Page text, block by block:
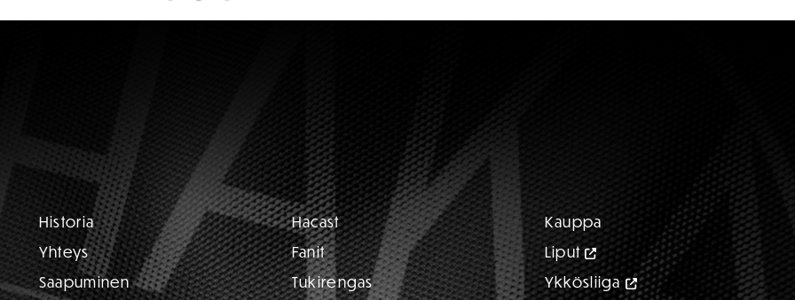
Historia
Yhteys
Saapuminen
Hacast
Fanit
Tukirengas
Kauppa
Liput
Ykkösliiga